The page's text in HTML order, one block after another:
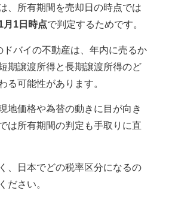
、所有期間を売却日の時点では
月1日時点で判定するためです。
ドバイの不動産は、年内に売るか
期譲渡所得と長期譲渡所得のど
る可能性があります。
地価格や為替の動きに目が向き
は所有期間の判定も手取りに直
、日本でどの税率区分になるの
ださい。